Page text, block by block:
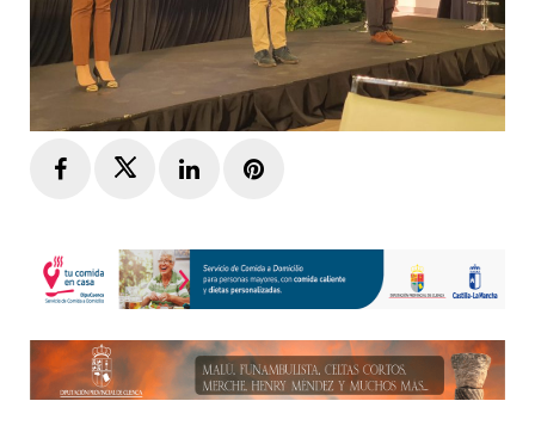
FacebookTwitterLinkedInPinterest